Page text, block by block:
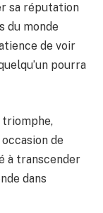
sa réputation
du monde
de voir
pourra
triomphe,
de
à transcender
dans